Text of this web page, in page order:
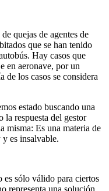
quejas de agentes de
que se han tenido
Hay casos que
en aeronave, por un
los casos se considera
estado buscando una
la respuesta del gestor
misma: Es una materia de
es insalvable.
sólo válido para ciertos
representa una solución